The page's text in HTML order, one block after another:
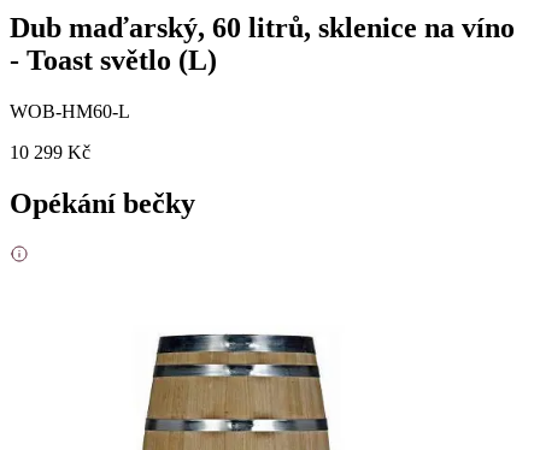
Dub maďarský, 60 litrů, sklenice na víno
- Toast světlo (L)
WOB-HM60-L
10 299 Kč
Opékání bečky